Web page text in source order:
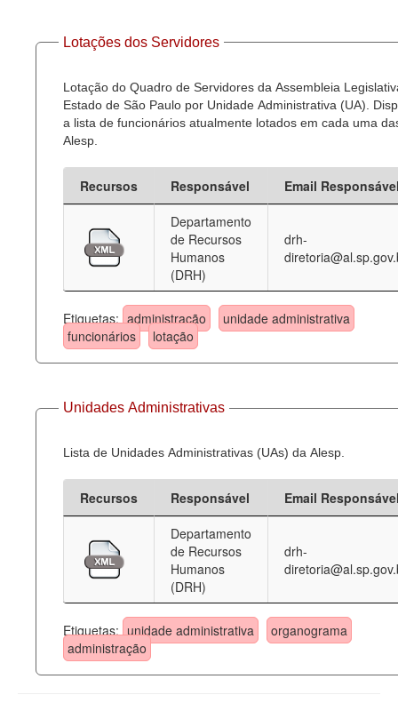
Lotações dos Servidores
Lotação do Quadro de Servidores da Assembleia
Estado de São Paulo por Unidade Administrativa (UA).
a lista de funcionários atualmente lotados em cada uma
Alesp.
Recursos Responsável
Email
Departamento
de Recursos
Humanos
(DRH)
drh-
Etiquetas: administração
unidade administrativa
funcionários
lotação
Unidades Administrativas
Lista de Unidades Administrativas (UAs) da Alesp.
Recursos Responsável
Email
Departamento
de Recursos
Humanos
(DRH)
drh-
Etiquetas: unidade administrativa
organograma
administração